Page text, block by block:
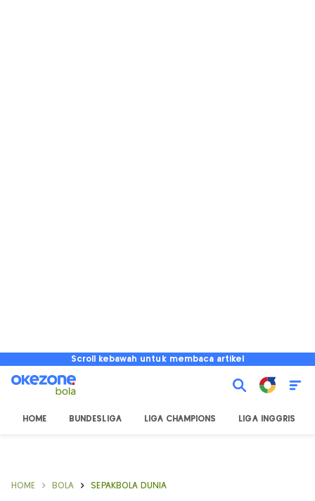
Scroll kebawah untuk membaca artikel
HOME BUNDESLIGA LIGA CHAMPIONS LIGA INGGRIS
HOME BOLA SEPAKBOLA DUNIA